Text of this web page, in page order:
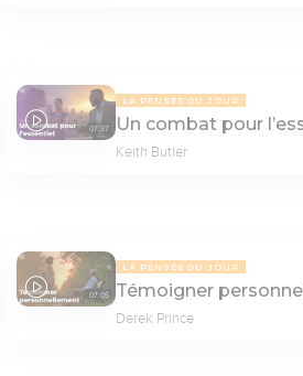
07:37
LA PENSÉE DU JOUR
Un combat pour
Keith Butler
07:05
LA PENSÉE DU JOUR
Témoigner
Derek Prince